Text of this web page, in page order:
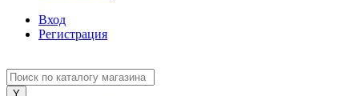
Вход
Регистрация